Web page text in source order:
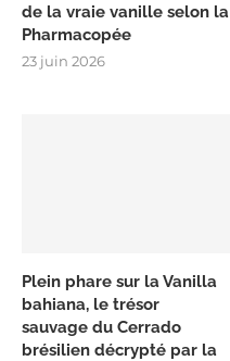
de la vraie vanille selon la
Pharmacopée
23 juin 2026
Plein phare sur la Vanilla
bahiana, le trésor
sauvage du Cerrado
brésilien décrypté par la